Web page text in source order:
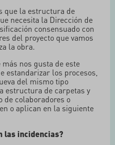
que la estructura de
necesita la Dirección de
consensuado con
del proyecto que vamos
la obra.
nos gusta de este
estandarizar los procesos,
del mismo tipo
estructura de carpetas y
de colaboradores o
o aplican en la siguiente
las incidencias?